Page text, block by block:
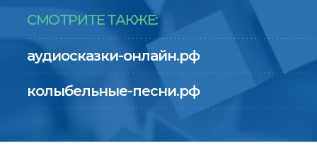
СМОТРИТЕ ТАКЖЕ:
аудиосказки-онлайн.рф
колыбельные-песни.рф